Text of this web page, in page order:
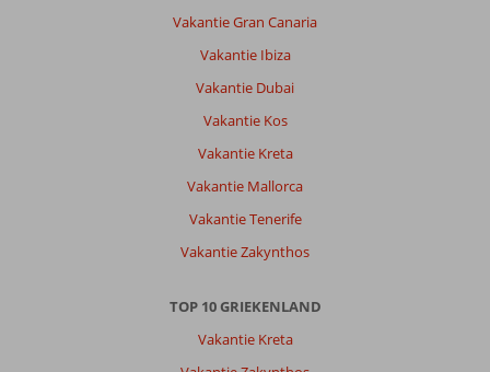
Vakantie Gran Canaria
Vakantie Ibiza
Vakantie Dubai
Vakantie Kos
Vakantie Kreta
Vakantie Mallorca
Vakantie Tenerife
Vakantie Zakynthos
TOP 10 GRIEKENLAND
Vakantie Kreta